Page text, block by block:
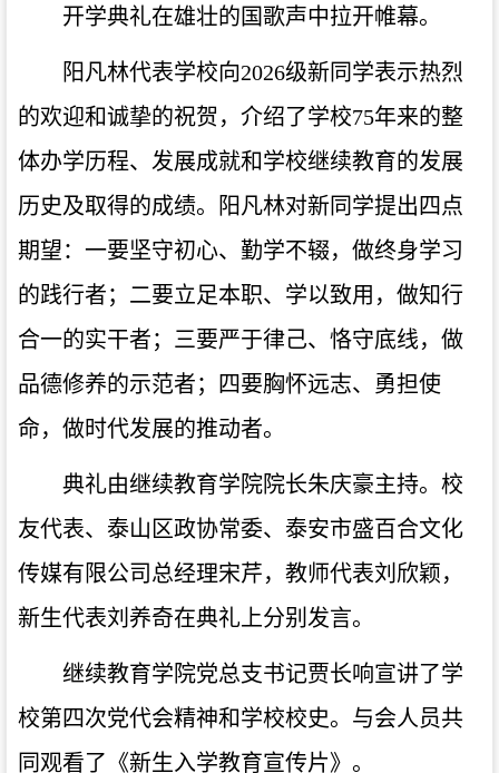
开学典礼在雄壮的国歌声中拉开帷幕。
阳凡林代表学校向2026级新同学表示热烈
的欢迎和诚挚的祝贺，介绍了学校75年来的整
体办学历程、发展成就和学校继续教育的发展
历史及取得的成绩。阳凡林对新同学提出四点
期望：一要坚守初心、勤学不辍，做终身学习
的践行者；二要立足本职、学以致用，做知行
合一的实干者；三要严于律己、恪守底线，做
品德修养的示范者；四要胸怀远志、勇担使
命，做时代发展的推动者。
典礼由继续教育学院院长朱庆豪主持。 校
友代表、泰山区政协常委、泰安市盛百合文化
传媒有限公司总经理宋芹，教师代表刘欣颖，
新生代表刘养奇在典礼上分别发言。
继续教育学院党总支书记贾长响宣讲了学
校第四次党代会精神和学校校史。与会人员共
同观看了《新生入学教育宣传片》。